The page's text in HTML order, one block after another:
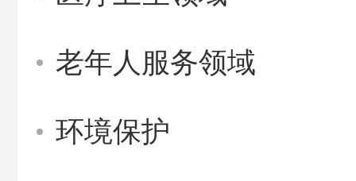
老年人服务领域
环境保护